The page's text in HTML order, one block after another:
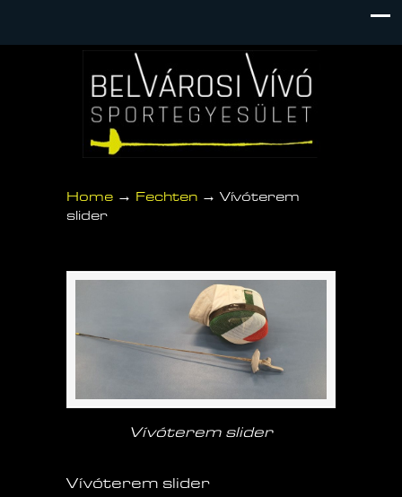
Home → Fechten → Vívóterem
slider
Vívóterem slider
Vívóterem slider